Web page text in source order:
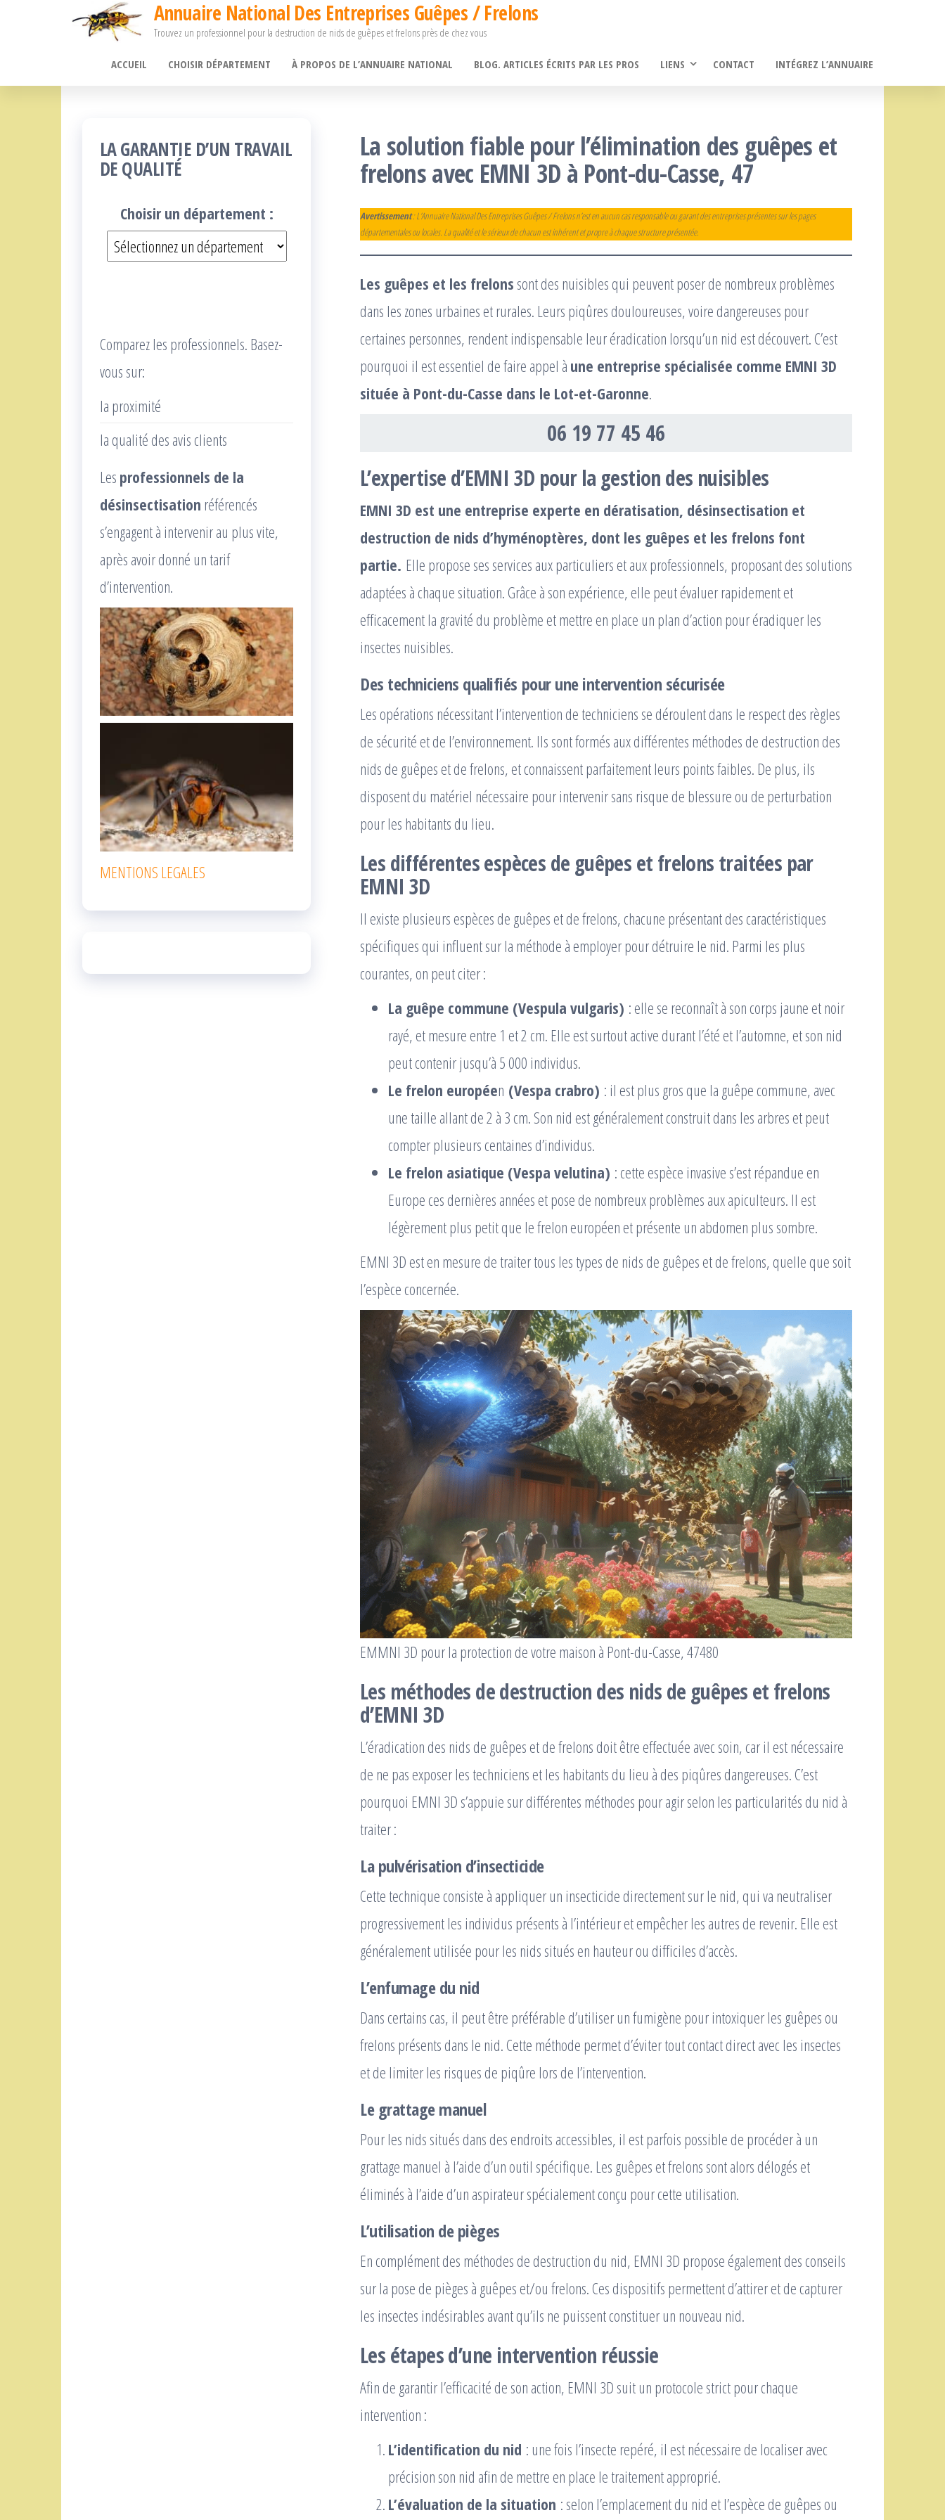
Annuaire National Des Entreprises Guêpes / Frelons
Trouvez un professionnel pour la destruction de nids de guêpes et frelons près de chez vous
ACCUEIL CHOISIR DÉPARTEMENT À PROPOS DE L’ANNUAIRE NATIONAL BLOG. ARTICLES ÉCRITS PAR LES PROS LIENS CONTACT INTÉGREZ L’ANNUAIRE
La solution fiable pour l’élimination des guêpes et
frelons avec EMNI 3D à Pont-du-Casse, 47
Avertissement: L’Annuaire National Des Entreprises Guêpes / Frelons n’est en aucun cas responsable ou garant des entreprises présentes sur les pages
départementales ou locales. La qualité et le sérieux de chacun est inhérent et propre à chaque structure présentée.
Les guêpes et les frelons sont des nuisibles qui peuvent poser de nombreux problèmes
dans les zones urbaines et rurales. Leurs piqûres douloureuses, voire dangereuses pour
certaines personnes, rendent indispensable leur éradication lorsqu’un nid est découvert. C’est
pourquoi il est essentiel de faire appel à une entreprise spécialisée comme EMNI 3D
située à Pont-du-Casse dans le Lot-et-Garonne.
06 19 77 45 46
L’expertise d’EMNI 3D pour la gestion des nuisibles
EMNI 3D est une entreprise experte en dératisation, désinsectisation et
destruction de nids d’hyménoptères, dont les guêpes et les frelons font
partie. Elle propose ses services aux particuliers et aux professionnels, proposant des solutions
adaptées à chaque situation. Grâce à son expérience, elle peut évaluer rapidement et
efficacement la gravité du problème et mettre en place un plan d’action pour éradiquer les
insectes nuisibles.
Des techniciens qualifiés pour une intervention sécurisée
Les opérations nécessitant l’intervention de techniciens se déroulent dans le respect des règles
de sécurité et de l’environnement. Ils sont formés aux différentes méthodes de destruction des
nids de guêpes et de frelons, et connaissent parfaitement leurs points faibles. De plus, ils
disposent du matériel nécessaire pour intervenir sans risque de blessure ou de perturbation
pour les habitants du lieu.
Les différentes espèces de guêpes et frelons traitées par
EMNI 3D
Il existe plusieurs espèces de guêpes et de frelons, chacune présentant des caractéristiques
spécifiques qui influent sur la méthode à employer pour détruire le nid. Parmi les plus
courantes, on peut citer :
La guêpe commune (Vespula vulgaris) : elle se reconnaît à son corps jaune et noir
rayé, et mesure entre 1 et 2 cm. Elle est surtout active durant l’été et l’automne, et son nid
peut contenir jusqu’à 5 000 individus.
Le frelon européen (Vespa crabro) : il est plus gros que la guêpe commune, avec
une taille allant de 2 à 3 cm. Son nid est généralement construit dans les arbres et peut
compter plusieurs centaines d’individus.
Le frelon asiatique (Vespa velutina) : cette espèce invasive s’est répandue en
Europe ces dernières années et pose de nombreux problèmes aux apiculteurs. Il est
légèrement plus petit que le frelon européen et présente un abdomen plus sombre.
EMNI 3D est en mesure de traiter tous les types de nids de guêpes et de frelons, quelle que soit
l’espèce concernée.
EMMNI 3D pour la protection de votre maison à Pont-du-Casse, 47480
Les méthodes de destruction des nids de guêpes et frelons
d’EMNI 3D
L’éradication des nids de guêpes et de frelons doit être effectuée avec soin, car il est nécessaire
de ne pas exposer les techniciens et les habitants du lieu à des piqûres dangereuses. C’est
pourquoi EMNI 3D s’appuie sur différentes méthodes pour agir selon les particularités du nid à
traiter :
La pulvérisation d’insecticide
Cette technique consiste à appliquer un insecticide directement sur le nid, qui va neutraliser
progressivement les individus présents à l’intérieur et empêcher les autres de revenir. Elle est
généralement utilisée pour les nids situés en hauteur ou difficiles d’accès.
L’enfumage du nid
Dans certains cas, il peut être préférable d’utiliser un fumigène pour intoxiquer les guêpes ou
frelons présents dans le nid. Cette méthode permet d’éviter tout contact direct avec les insectes
et de limiter les risques de piqûre lors de l’intervention.
Le grattage manuel
Pour les nids situés dans des endroits accessibles, il est parfois possible de procéder à un
grattage manuel à l’aide d’un outil spécifique. Les guêpes et frelons sont alors délogés et
éliminés à l’aide d’un aspirateur spécialement conçu pour cette utilisation.
L’utilisation de pièges
En complément des méthodes de destruction du nid, EMNI 3D propose également des conseils
sur la pose de pièges à guêpes et/ou frelons. Ces dispositifs permettent d’attirer et de capturer
les insectes indésirables avant qu’ils ne puissent constituer un nouveau nid.
Les étapes d’une intervention réussie
Afin de garantir l’efficacité de son action, EMNI 3D suit un protocole strict pour chaque
intervention :
L’identification du nid : une fois l’insecte repéré, il est nécessaire de localiser avec
précision son nid afin de mettre en place le traitement approprié.
L’évaluation de la situation : selon l’emplacement du nid et l’espèce de guêpes ou
LA GARANTIE D’UN TRAVAIL
DE QUALITÉ
Choisir un département :
Comparez les professionnels. Basez-
vous sur:
la proximité
la qualité des avis clients
Les professionnels de la
désinsectisation référencés
s’engagent à intervenir au plus vite,
après avoir donné un tarif
d’intervention.
MENTIONS LEGALES